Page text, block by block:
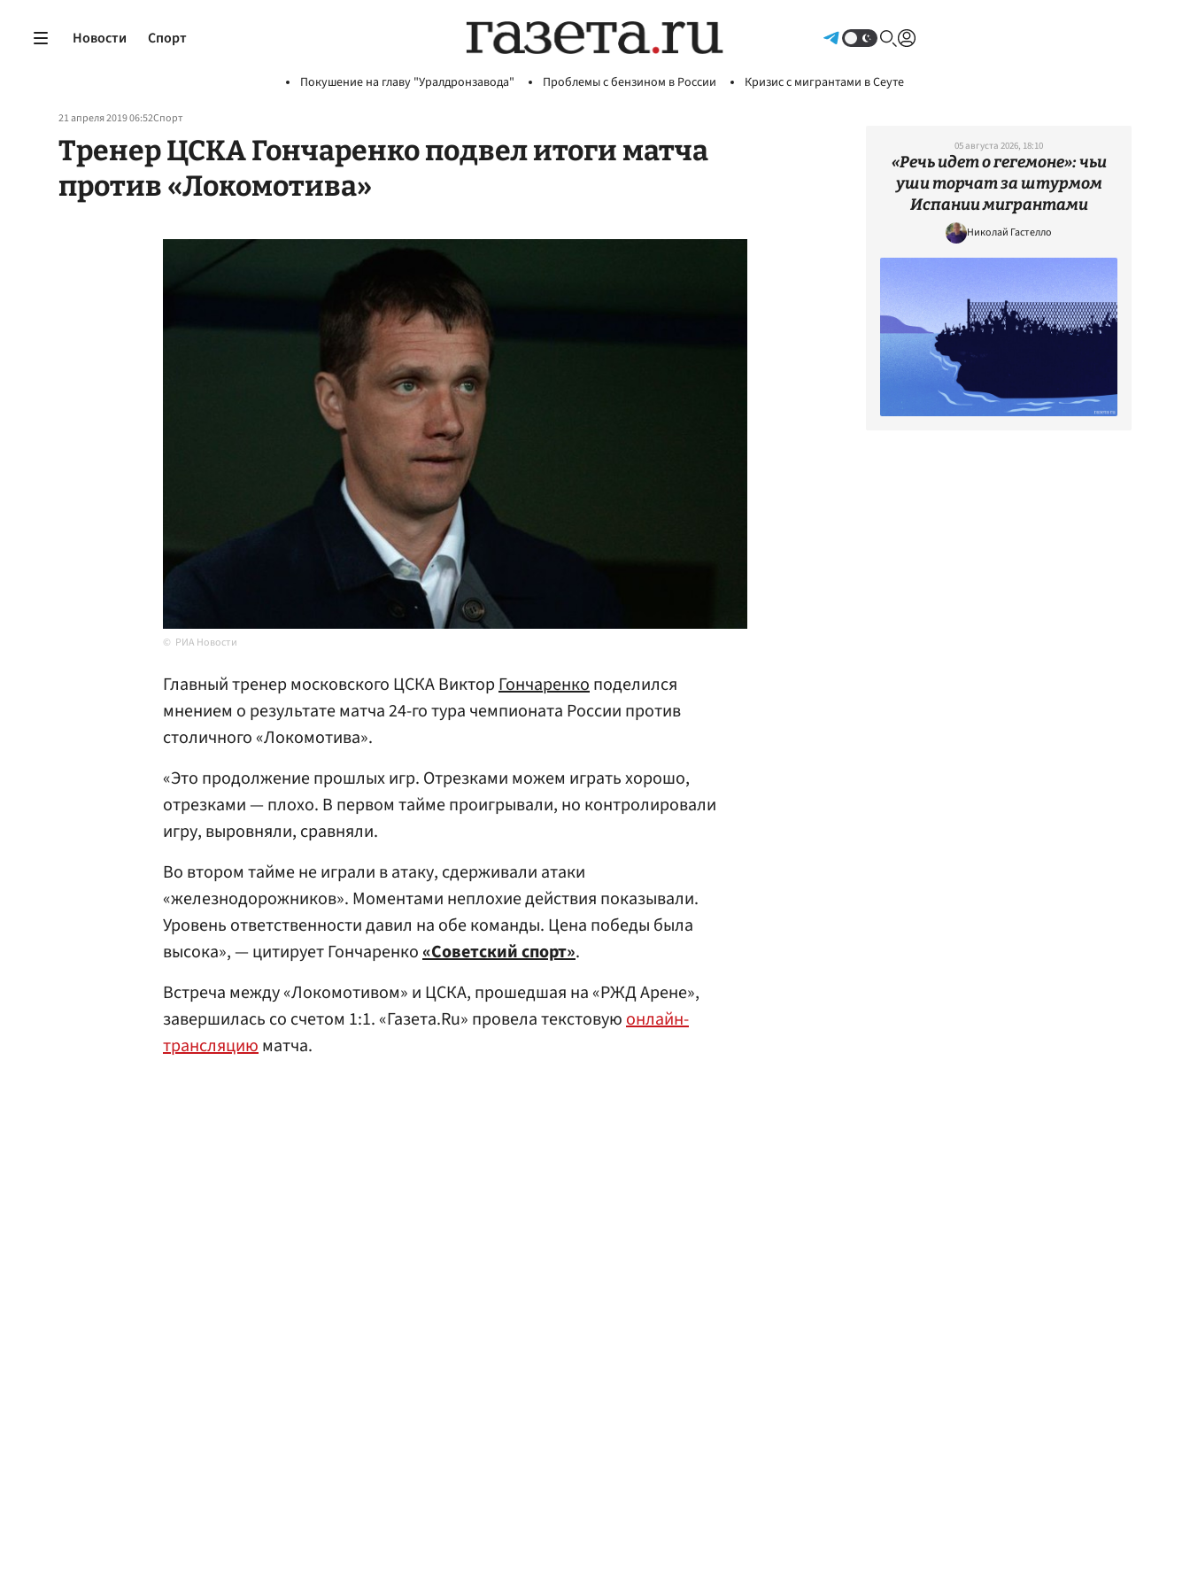
Новости Спорт
Покушение на главу "Уралдронзавода" Проблемы с бензином в России Кризис с мигрантами в Сеуте
21 апреля 2019 06:52Спорт
Тренер ЦСКА Гончаренко подвел итоги матча
против «Локомотива»
РИА Новости
Главный тренер московского ЦСКА ВикторГончаренкоподелился
мнением о результате матча 24-го тура чемпионата России против
столичного «Локомотива».
«Это продолжение прошлых игр. Отрезками можем играть хорошо,
отрезками — плохо. В первом тайме проигрывали, но контролировали
игру, выровняли, сравняли.
Во втором тайме не играли в атаку, сдерживали атаки
«железнодорожников». Моментами неплохие действия показывали.
Уровень ответственности давил на обе команды. Цена победы была
высока», — цитирует Гончаренко«Советский спорт».
Встреча между «Локомотивом» и ЦСКА, прошедшая на «РЖД Арене»,
завершилась со счетом 1:1. «Газета.Ru» провела текстовуюонлайн-
трансляциюматча.
05 августа 2026, 18:10
«Речь идет о гегемоне»: чьи
уши торчат за штурмом
Испании мигрантами
Николай Гастелло